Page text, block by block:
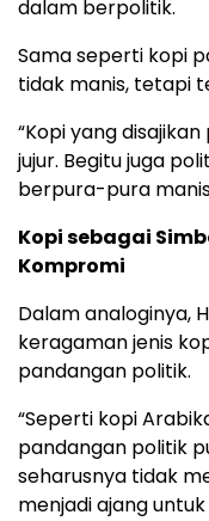
dalam berpolitik.
Sama seperti kopi
tidak manis, tetapi
“Kopi yang
jujur. Begitu juga
berpura-pura
Kopi sebagai
Kompromi
Dalam analoginya,
keragaman jenis
pandangan politik.
“Seperti kopi
pandangan politik
seharusnya tidak
menjadi ajang